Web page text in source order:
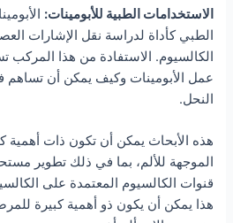
الاستخدامات الطبية للأبومينات:
الطبي كأداة لدراسة نقل الإشارات
الكالسيوم. الاستفادة من هذا المركب
عمل الأبومينات وكيف يمكن أن تساهم
النحل.
هذه الأبحاث يمكن أن تكون ذات أهمية
الموجهة للألم، بما في ذلك تطوير
هذا يمكن أن يكون ذو أهمية كبيرة